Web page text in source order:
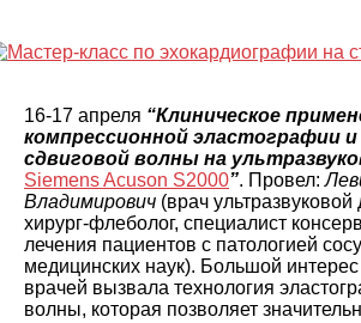
16-17 апреля “Клиническое
компрессионной эластографии
сдвиговой волны на
Siemens Acuson S2000”. Провел:
Владимирович (врач ультразвуковой
хирург-флеболог, специалист
лечения пациентов с патологией
медицинских наук). Большой интерес
врачей вызвала технология
волны, которая позволяет